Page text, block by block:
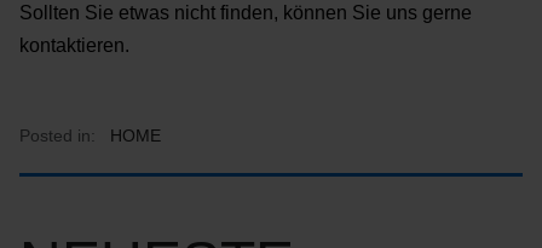
Sollten Sie etwas nicht finden, können Sie uns gerne
kontaktieren.
Posted in: HOME